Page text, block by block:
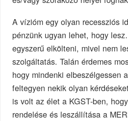
A vízióm egy olyan recessziós
pénzünk ugyan lehet, hogy
egyszerű elkölteni, mivel nem
szolgáltatás. Talán érdemes
hogy mindenki elbeszélgessen
feltegyen nekik olyan
is volt az élet a KGST-ben,
rendelése és leszállítása a